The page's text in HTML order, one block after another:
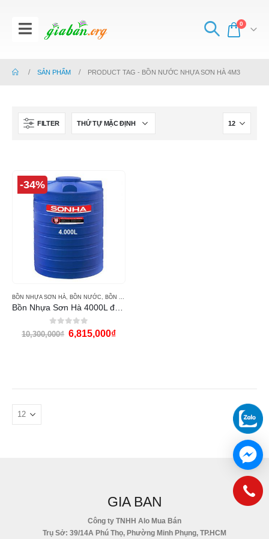
0
SẢN PHẨM PRODUCT TAG - BỒN NƯỚC NHỰA SƠN HÀ 4M3
FILTER
-34%
BỒN NHỰA SƠN HÀ BỒN NƯỚC BỒN NƯỚC SƠN HÀ
0out of 5
10,300,000₫ 6,815,000₫
GIA BAN
Công ty TNHH Alo Mua Bán
Trụ Sở: 39/14A Phú Thọ, Phường Minh Phụng, TP.HCM